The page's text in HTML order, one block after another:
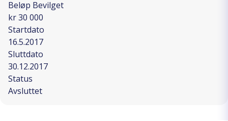
Beløp Bevilget
kr 30 000
Startdato
16.5.2017
Sluttdato
30.12.2017
Status
Avsluttet